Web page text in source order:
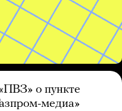
о пункте
медиа»